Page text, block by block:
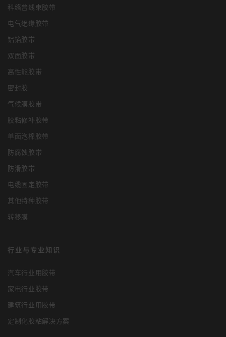
科络普线束胶带
电气绝缘胶带
铝箔胶带
双面胶带
高性能胶带
密封胶
气候膜胶带
胶粘修补胶带
单面泡棉胶带
防腐蚀胶带
防滑胶带
电缆固定胶带
其他特种胶带
转移膜
行业与专业知识
汽车行业用胶带
家电行业胶带
建筑行业用胶带
定制化胶粘解决方案